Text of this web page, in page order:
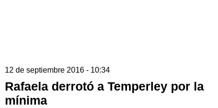
12 de septiembre 2016 - 10:34
Rafaela derrotó a Temperley por la
mínima